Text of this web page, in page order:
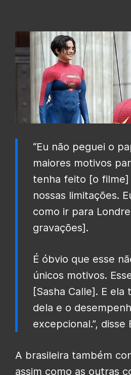
“Eu não peguei o
maiores motivos
tenha feito [o filme]
nossas limitações.
como ir para
gravações].
É óbvio que esse
únicos motivos.
[Sasha Calle]. E
dela e o
excepcional.”, disse
A brasileira também
assim como as outras